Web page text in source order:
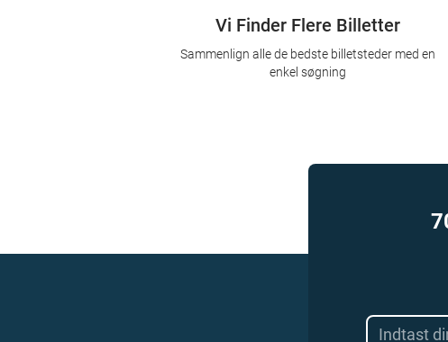
Vi Finder Flere Billetter
Sammenlign alle de bedste billetsteder med en
enkel søgning